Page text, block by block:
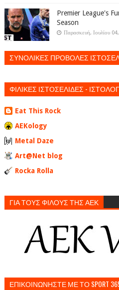
Premier League's
Season
Παρασκευή, Ιουλίου
ΣΥΝΟΛΙΚΕΣ ΠΡΟΒΟΛΕΣ
ΦΙΛΙΚΕΣ ΙΣΤΟΣΕΛΙΔΕΣ -
Eat This Rock
AEKology
Metal Daze
Art@Net blog
Rocka Rolla
ΓΙΑ ΤΟΥΣ ΦΙΛΟΥΣ ΤΗΣ ΑΕΚ
ΕΠΙΚΟΙΝΩΝΗΣΤΕ ΜΕ ΤΟ SPORT